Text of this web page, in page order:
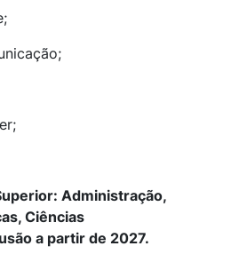
Administração,
Ciências
a partir de 2027.